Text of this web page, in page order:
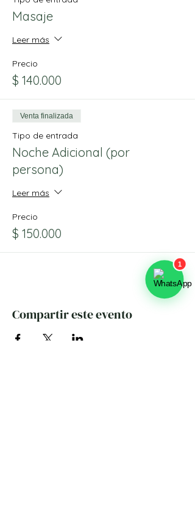
Masaje
Leer más
Precio
$ 140.000
Venta finalizada
Tipo de entrada
Noche Adicional (por
persona)
Leer más
Precio
$ 150.000
Compartir este evento